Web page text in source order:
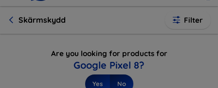
Skärmskydd Filter
Are you looking for products for
Google Pixel 8?
Yes No